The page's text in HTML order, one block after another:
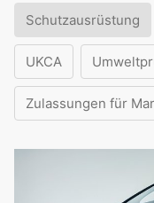
Schutzausrüstung
UKCA
Zulassungen für